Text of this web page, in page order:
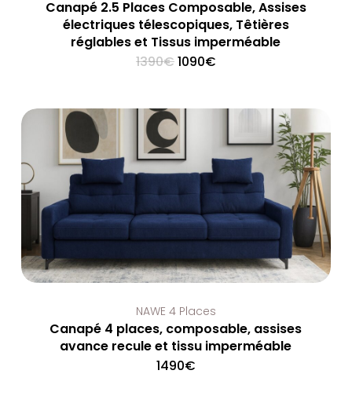
Canapé 2.5 Places Composable, Assises
électriques télescopiques, Têtières
réglables et Tissus imperméable
1390€Original
1090€Current
NAWE 4 Places
Canapé 4 places, composable, assises
avance recule et tissu imperméable
1490€